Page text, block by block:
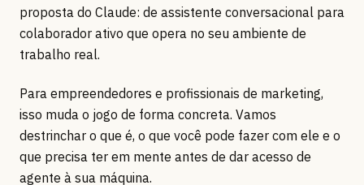
proposta do Claude: de assistente conversacional para
colaborador ativo que opera no seu ambiente de
trabalho real.
Para empreendedores e profissionais de marketing,
isso muda o jogo de forma concreta. Vamos
destrinchar o que é, o que você pode fazer com ele e o
que precisa ter em mente antes de dar acesso de
agente à sua máquina.